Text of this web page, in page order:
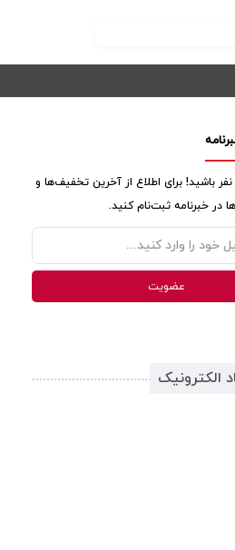
باشید! برای اطلاع از آخرین تخفیف‌ها و
در خبرنامه ثبت‌نام کنید.
الکترونیک